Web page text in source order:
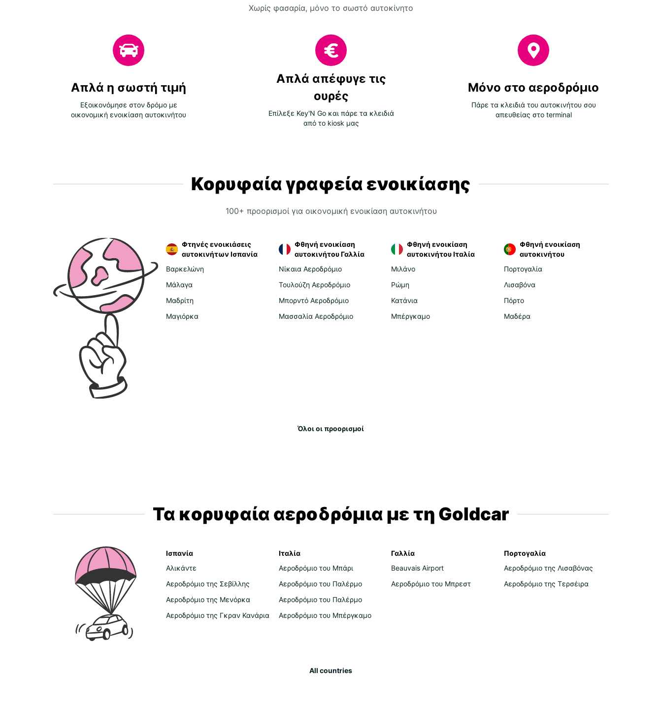
Χωρίς φασαρία, μόνο το σωστό αυτοκίνητο
Απλά η σωστή τιμή
Εξοικονόμησε στον δρόμο με
οικονομική ενοικίαση αυτοκινήτου
Απλά απέφυγε τις
ουρές
Επίλεξε Key'N Go και πάρε τα κλειδιά
από το kiosk μας
Μόνο στο αεροδρόμιο
Πάρε τα κλειδιά του αυτοκινήτου σου
απευθείας στο terminal
Κορυφαία γραφεία ενοικίασης
100+ προορισμοί για οικονομική ενοικίαση αυτοκινήτου
Φτηνές ενοικιάσεις
αυτοκινήτων Ισπανία
Βαρκελώνη
Μάλαγα
Μαδρίτη
Μαγιόρκα
Φθηνή ενοικίαση
αυτοκινήτου Γαλλία
Νίκαια Αεροδρόμιο
Τουλούζη Αεροδρόμιο
Μπορντό Αεροδρόμιο
Μασσαλία Αεροδρόμιο
Φθηνή ενοικίαση
αυτοκινήτου Ιταλία
Μιλάνο
Ρώμη
Κατάνια
Μπέργκαμο
Φθηνή ενοικίαση
αυτοκινήτου
Πορτογαλία
Λισαβόνα
Πόρτο
Μαδέρα
Όλοι οι προορισμοί
Τα κορυφαία αεροδρόμια με τη Goldcar
Ισπανία
Αλικάντε
Αεροδρόμιο της Σεβίλλης
Αεροδρόμιο της Μενόρκα
Αεροδρόμιο της Γκραν Κανάρια
Ιταλία
Αεροδρόμιο του Μπάρι
Αεροδρόμιο του Παλέρμο
Αεροδρόμιο του Παλέρμο
Αεροδρόμιο του Μπέργκαμο
Γαλλία
Beauvais Airport
Αεροδρόμιο του Μπρεστ
Πορτογαλία
Αεροδρόμιο της Λισαβόνας
Αεροδρόμιο της Τερσέιρα
All countries